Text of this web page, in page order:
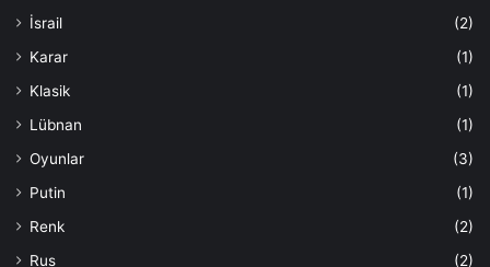
İsrail
(2)
Karar
(1)
Klasik
(1)
Lübnan
(1)
Oyunlar
(3)
Putin
(1)
Renk
(2)
Rus
(2)